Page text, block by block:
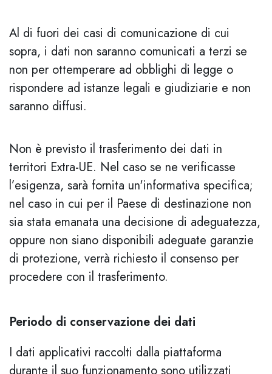
Al di fuori dei casi di comunicazione di cui
sopra, i dati non saranno comunicati a terzi se
non per ottemperare ad obblighi di legge o
rispondere ad istanze legali e giudiziarie e non
saranno diffusi.
Non è previsto il trasferimento dei dati in
territori Extra-UE. Nel caso se ne verificasse
l’esigenza, sarà fornita un'informativa specifica;
nel caso in cui per il Paese di destinazione non
sia stata emanata una decisione di adeguatezza,
oppure non siano disponibili adeguate garanzie
di protezione, verrà richiesto il consenso per
procedere con il trasferimento.
Periodo di conservazione dei dati
I dati applicativi raccolti dalla piattaforma